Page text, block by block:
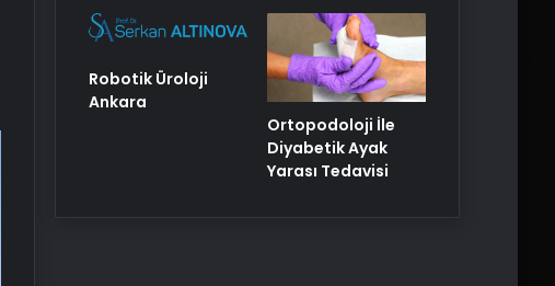
Robotik Üroloji
Ankara
Ortopodoloji İle
Diyabetik Ayak
Yarası Tedavisi